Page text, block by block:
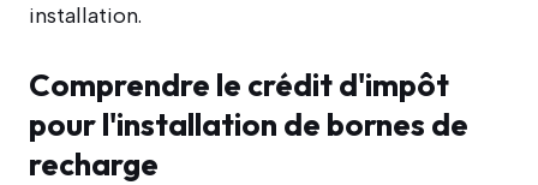
installation.
Comprendre le crédit d'impôt
pour l'installation de bornes de
recharge